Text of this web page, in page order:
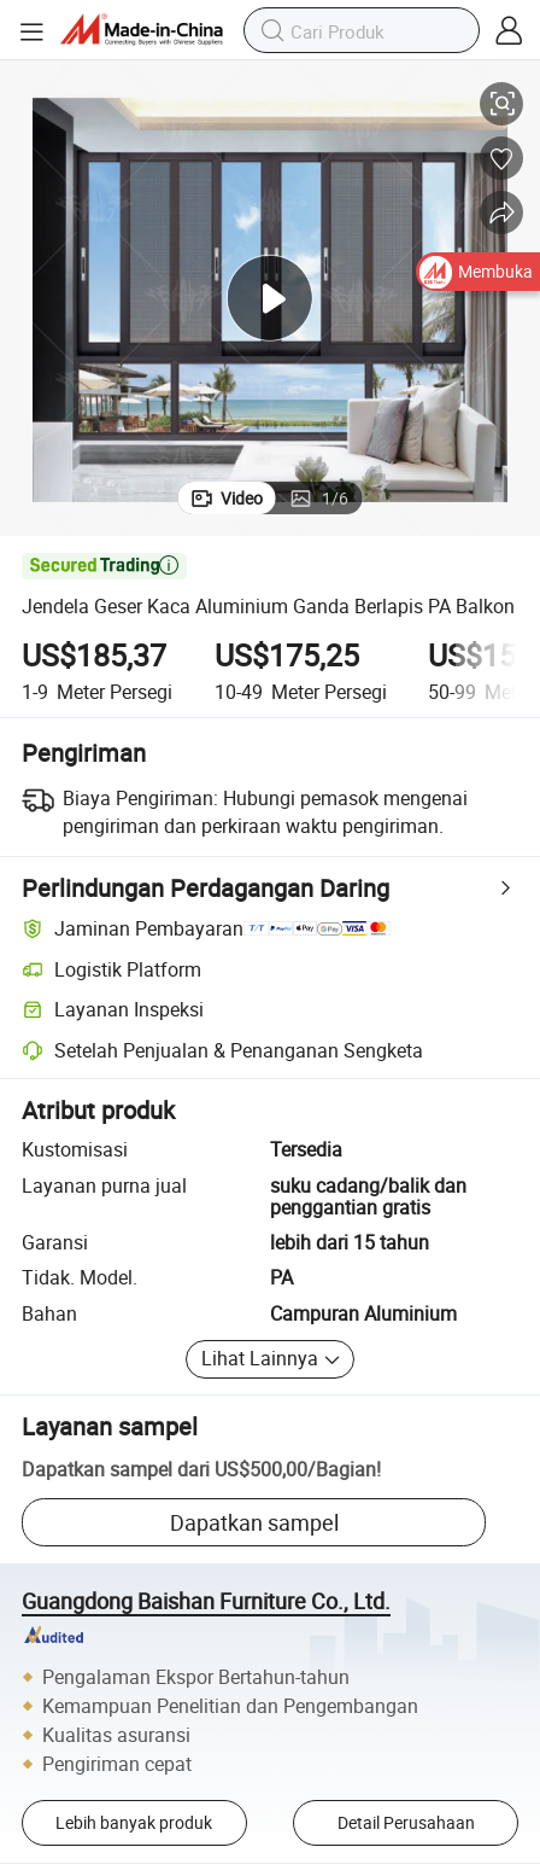
Video 1/6

Jendela Geser Kaca Aluminium Ganda Berlapis PA Balkon
US$185,37
1-9 Meter Persegi
US$175,25
10-49 Meter Persegi 50-99 Meter
Pengiriman
Biaya Pengiriman: Hubungi pemasok mengenai
pengiriman dan perkiraan waktu pengiriman.
Perlindungan Perdagangan Daring
Jaminan Pembayaran
Logistik Platform
Pelacakan pengiriman yang lebih jelas dengan logistik yang
Layanan Inspeksi
Pemeriksaan pra-pengiriman opsional untuk pemeriksaan kualitas
Setelah Penjualan & Penanganan Sengketa
Penyelesaian sengketa yang dibantu platform, termasuk
Atribut produk
Kustomisasi
Tersedia
Layanan purna jual
suku cadang/balik dan
penggantian gratis
Garansi
lebih dari 15 tahun
Tidak. Model.
PA
Bahan
Campuran Aluminium
Lihat Lainnya
Layanan sampel
Dapatkan sampel dari US$500,00/Bagian!
Dapatkan sampel
Guangdong Baishan Furniture Co., Ltd.
Pengalaman Ekspor Bertahun-tahun
Kemampuan Penelitian dan Pengembangan
Kualitas asuransi
Pengiriman cepat
Lebih banyak produk Detail Perusahaan
Membuka